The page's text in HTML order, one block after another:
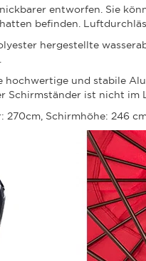
entworfen. Sie
befinden.
hergestellte
hochwertige und stabile
Schirmständer ist nicht
270cm, Schirmhöhe: 246